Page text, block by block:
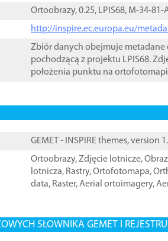
Ortoobrazy, 0.25, LPIS68, M-34-81-
http://inspire.ec.europa.eu/
Zbiór danych obejmuje
pochodzącą z projektu LPIS68.
położenia punktu na
GEMET - INSPIRE themes, version
Ortoobrazy,Zdjęcie lotnicze,
lotnicza, Rastry,Ortofotomapa,
data, Raster,Aerial ortoimagery,
SŁOWNIKA GEMET I